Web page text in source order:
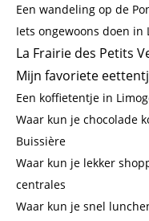
Een wandeling op de
Iets ongewoons doen in
La Frairie des Petits
Mijn favoriete
Een koffietentje in
Waar kun je chocolade
Buissière
Waar kun je lekker
centrales
Waar kun je snel